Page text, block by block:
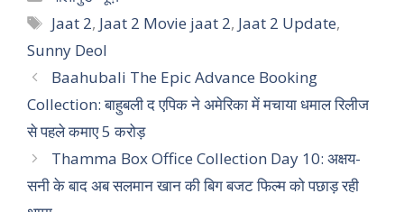
Tags
Jaat 2, Jaat 2 Movie jaat 2, Jaat 2 Update,
Sunny Deol
Baahubali The Epic Advance Booking
Collection: बाहुबली द एपिक ने अमेरिका में मचाया धमाल रिलीज
से पहले कमाए 5 करोड़
Thamma Box Office Collection Day 10: अक्षय-
सनी के बाद अब सलमान खान की बिग बजट फिल्म को पछाड़ रही